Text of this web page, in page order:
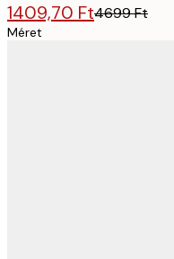
1409,70 Ft4699 Ft
Méret